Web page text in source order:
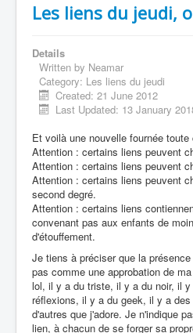
Les liens du jeudi,
Details
Written by Neamar
Category: Les liens du jeudi
Created: 21 June 2012
Last Updated: 13 January
Et voilà une nouvelle fournée
Attention : certains liens peuvent
Attention : certains liens peuvent
Attention : certains liens peuvent
second degré.
Attention : certains liens
convenant pas aux enfants de
d'étouffement.
Je tiens à préciser que la
pas comme une approbation de
lol, il y a du triste, il y a du noir, il
réflexions, il y a du geek, il y a
d'autres que j'adore. Je n'indique
lien, à chacun de se forger sa